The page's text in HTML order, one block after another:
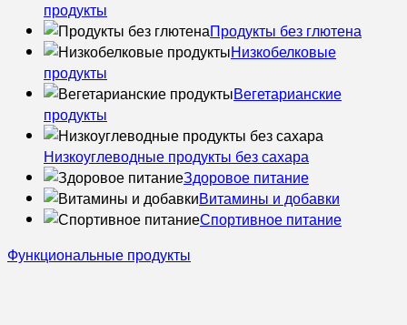
продукты
Продукты без глютена
Низкобелковые
продукты
Вегетарианские
продукты
Низкоуглеводные продукты без сахара
Здоровое питание
Витамины и добавки
Спортивное питание
Функциональные продукты